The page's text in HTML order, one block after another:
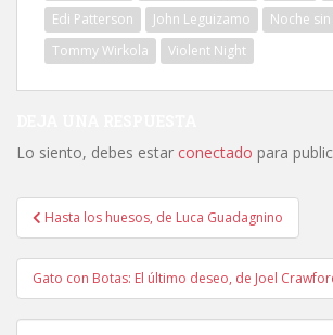
Edi Patterson
John Leguizamo Noche
Tommy Wirkola
Violent Night
Lo siento, debes estar conectado para
Navegación
de
entradas
Hasta los huesos, de Luca Guadagnino
Gato con Botas: El último deseo, de Joel